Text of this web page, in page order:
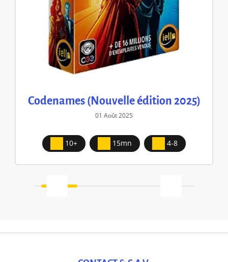
Codenames (Nouvelle édition 2025)
01 Août 2025
10+ 15mn 4-8